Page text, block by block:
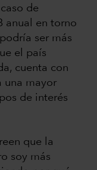
de
anual en torno
ser más
el país
cuenta con
una mayor
de interés
que la
soy más